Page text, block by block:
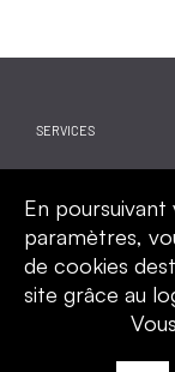
SERVICES
En
paramètres,
de cookies
site grâce au